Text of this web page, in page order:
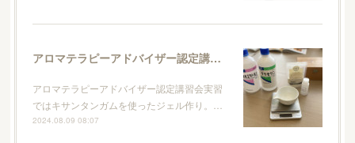
アロマテラピーアドバイザー認定講習会
アロマテラピーアドバイザー認定講習会実習
ではキサンタンガムを使ったジェル作り。…
2024.08.09 08:07